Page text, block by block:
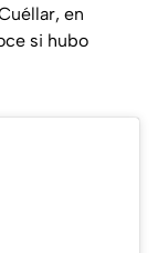
en
si hubo